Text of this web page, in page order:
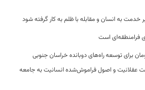
خدمت به انسان و مقابله با ظلم به کار گرفته شود
فرامنطقه‌ای است
عقلانیت و اصول فراموش‌شده انسانیت به جامعه